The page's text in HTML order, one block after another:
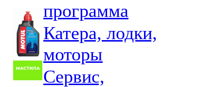
программа
Катера, лодки,
моторы
Сервис,